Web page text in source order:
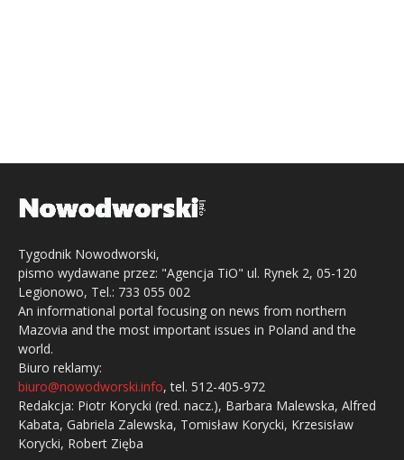
Tygodnik Nowodworski,
pismo wydawane przez: "Agencja TiO" ul. Rynek 2, 05-120
Legionowo, Tel.: 733 055 002
An informational portal focusing on news from northern
Mazovia and the most important issues in Poland and the
world.
Biuro reklamy:
biuro@nowodworski.info, tel. 512-405-972
Redakcja: Piotr Korycki (red. nacz.), Barbara Malewska, Alfred
Kabata, Gabriela Zalewska, Tomisław Korycki, Krzesisław
Korycki, Robert Zięba